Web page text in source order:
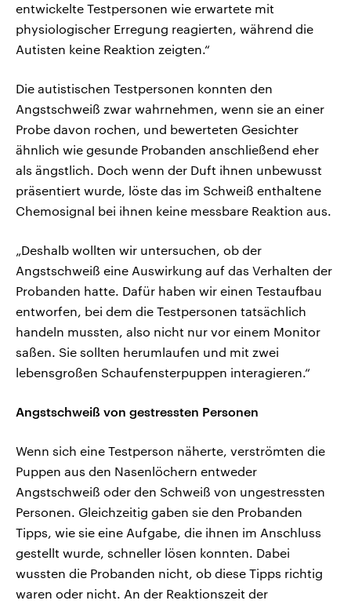
entwickelte Testpersonen wie erwartete mit
physiologischer Erregung reagierten, während die
Autisten keine Reaktion zeigten.“
Die autistischen Testpersonen konnten den
Angstschweiß zwar wahrnehmen, wenn sie an einer
Probe davon rochen, und bewerteten Gesichter
ähnlich wie gesunde Probanden anschließend eher
als ängstlich. Doch wenn der Duft ihnen unbewusst
präsentiert wurde, löste das im Schweiß enthaltene
Chemosignal bei ihnen keine messbare Reaktion aus.
„Deshalb wollten wir untersuchen, ob der
Angstschweiß eine Auswirkung auf das Verhalten der
Probanden hatte. Dafür haben wir einen Testaufbau
entworfen, bei dem die Testpersonen tatsächlich
handeln mussten, also nicht nur vor einem Monitor
saßen. Sie sollten herumlaufen und mit zwei
lebensgroßen Schaufensterpuppen interagieren.“
Angstschweiß von gestressten Personen
Wenn sich eine Testperson näherte, verströmten die
Puppen aus den Nasenlöchern entweder
Angstschweiß oder den Schweiß von ungestressten
Personen. Gleichzeitig gaben sie den Probanden
Tipps, wie sie eine Aufgabe, die ihnen im Anschluss
gestellt wurde, schneller lösen konnten. Dabei
wussten die Probanden nicht, ob diese Tipps richtig
waren oder nicht. An der Reaktionszeit der